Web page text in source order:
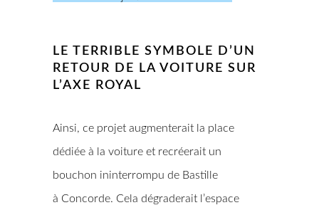
LE TERRIBLE SYMBOLE D’UN
RETOUR DE LA VOITURE SUR
L’AXE ROYAL
Ainsi, ce projet augmenterait la place
dédiée à la voiture et recréerait un
bouchon ininterrompu de Bastille
à Concorde. Cela dégraderait l’espace